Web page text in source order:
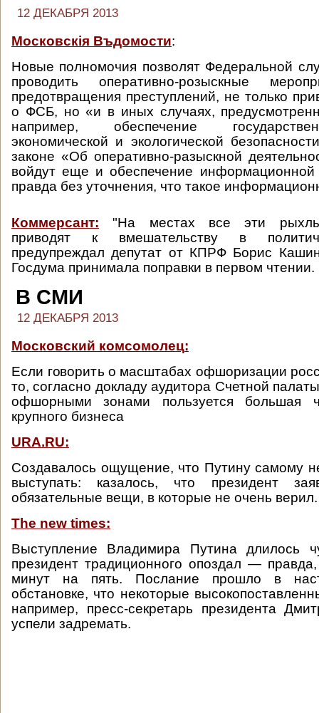
12 ДЕКАБРЯ 2013
Московскiя Въдомости:
Новые полномочия позволят Федеральной
проводить оперативно-розыскные
предотвращения преступлений, не только
о ФСБ, но «и в иных случаях,
например, обеспечение
экономической и экологической
законе «Об оперативно-разыскной
войдут еще и обеспечение информационной
правда без уточнения, что такое
Коммерсант: "На местах все эти
приводят к вмешательству в
предупреждал депутат от КПРФ Борис
Госдума принимала поправки в первом чтении.
В СМИ
12 ДЕКАБРЯ 2013
Московский комсомолец:
Если говорить о масштабах офшоризации
то, согласно докладу аудитора Счетной
офшорными зонами пользуется большая
крупного бизнеса
URA.RU:
Cоздавалось ощущение, что Путину самому
выступать: казалось, что президент
обязательные вещи, в которые не очень верил.
The new times:
Выступление Владимира Путина длилось
президент традиционного опоздал — правда,
минут на пять. Послание прошло в
обстановке, что некоторые
например, пресс-секретарь президента
успели задремать.